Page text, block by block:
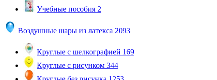
Учебные пособия 2
Воздушные шары из латекса 2093
Круглые с шелкографией 169
Круглые с рисунком 344